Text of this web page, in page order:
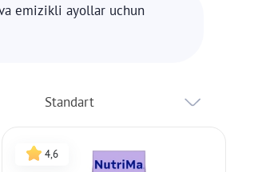
emizikli ayollar uchun
Standart
4,6